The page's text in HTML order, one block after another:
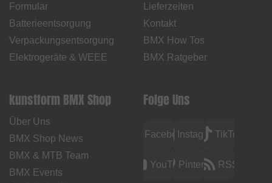
Formular
Batterieentsorgung
Verpackungsentsorgung
Elektrogeräte & WEEE
Lieferzeiten
Kontakt
BMX How Tos
BMX Ratgeber
kunstform BMX Shop
Über Uns
BMX Shop News
BMX & MTB Team
BMX Events
Folge Uns
FacebookInstagramTikTok
YouTubePinterest RSS